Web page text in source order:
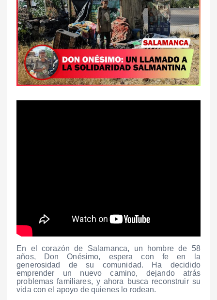
En el corazón de Salamanca, un hombre de 58
años, Don Onésimo, espera con fe en la
generosidad de su comunidad. Ha decidido
emprender un nuevo camino, dejando atrás
problemas familiares, y ahora busca reconstruir su
vida con el apoyo de quienes lo rodean.